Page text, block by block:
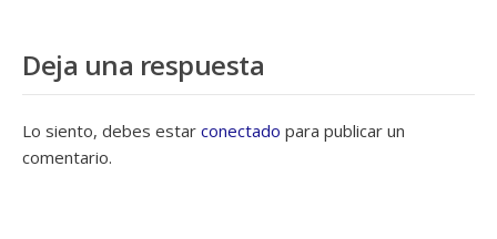
Deja una respuesta
Lo siento, debes estar conectado para publicar un
comentario.